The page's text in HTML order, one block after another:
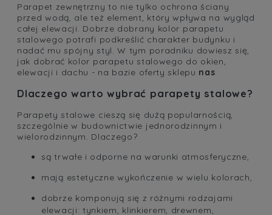
Parapet zewnętrzny to nie tylko ochrona ściany
przed wodą, ale też element, który wpływa na wygląd
całej elewacji. Dobrze dobrany kolor parapetu
stalowego potrafi podkreślić charakter budynku i
nadać mu spójny styl. W tym poradniku dowiesz się,
jak dobrać kolor parapetu stalowego do okien,
elewacji i dachu - na bazie oferty sklepu nas
Dlaczego warto wybrać parapety stalowe?
Parapety stalowe cieszą się dużą popularnością,
szczególnie w budownictwie jednorodzinnym i
wielorodzinnym. Dlaczego?
są trwałe i odporne na warunki atmosferyczne,
mają estetyczne wykończenie w wielu kolorach,
dobrze komponują się z różnymi rodzajami
elewacji: tynkiem, klinkierem, drewnem,